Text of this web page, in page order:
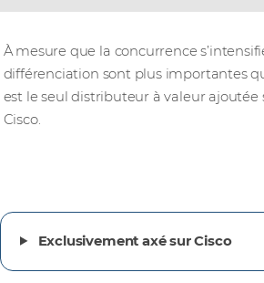
À mesure que la concurrence
différenciation sont plus importantes
est le seul distributeur à valeur ajoutée
Cisco.
Exclusivement axé sur Cisco